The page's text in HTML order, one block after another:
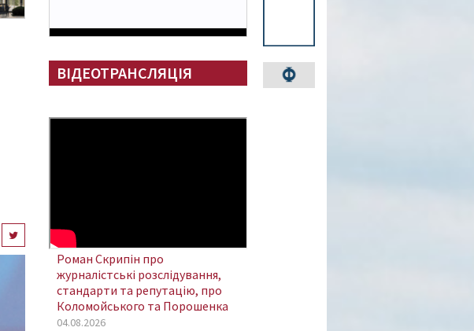
ВІДЕОТРАНСЛЯЦІЯ
Роман Скрипін про
журналістські розслідування,
стандарти та репутацію, про
Коломойського та Порошенка
04.08.2026